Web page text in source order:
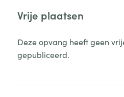
Vrije plaatsen
Deze opvang heeft geen
gepubliceerd.